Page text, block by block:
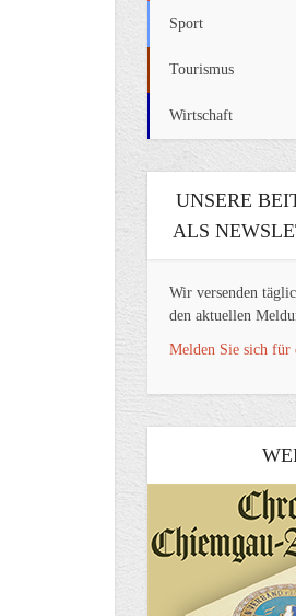
Sport
Tourismus
Wirtschaft
UNSERE
ALS
Wir versenden
den aktuellen
Melden Sie sich für